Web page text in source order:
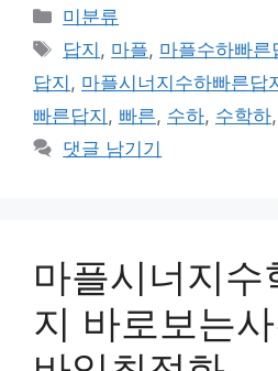
카
테
리
미분류
태
그
답지 , 마플, 마플수하빠른
답지 , 마플시너지수하빠른답
빠른답지 , 빠른, 수하, 수학하,
댓글 남기기
마플시너지수
지 바로보는